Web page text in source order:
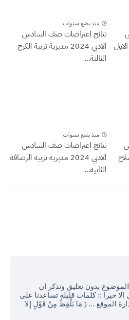
منذ بضع سنوات
نتائج اعتراضات صف السادس
الادبي 2024 مديرية تربية الكرخ
الثالثة...
صلاح
منذ بضع سنوات
نتائج اعتراضات صف السادس
الادبي 2024 مديرية تربية الرصافة
الثانية...
بدون تعليق وتذكر ان
خيرا :: كلمات قليلة تساعدنا على
الموقع ... ( مَا يَلْفِظُ مِنْ قَوْلٍ إِلا